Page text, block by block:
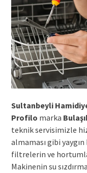
Sultanbeyli
Profilo marka
teknik servisimizle
almaması gibi yaygın
filtrelerin ve
Makinenin su